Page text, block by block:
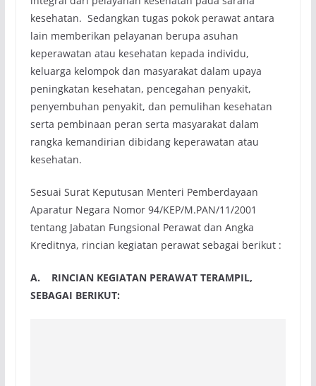
kesehatan. Sedangkan tugas pokok perawat antara
lain memberikan pelayanan berupa asuhan
keperawatan atau kesehatan kepada individu,
keluarga kelompok dan masyarakat dalam upaya
peningkatan kesehatan, pencegahan penyakit,
penyembuhan penyakit, dan pemulihan kesehatan
serta pembinaan peran serta masyarakat dalam
rangka kemandirian dibidang keperawatan atau
kesehatan.
Sesuai Surat Keputusan Menteri Pemberdayaan
Aparatur Negara Nomor 94/KEP/M.PAN/11/2001
tentang Jabatan Fungsional Perawat dan Angka
Kreditnya, rincian kegiatan perawat sebagai berikut :
A. RINCIAN KEGIATAN PERAWAT TERAMPIL,
SEBAGAI BERIKUT: